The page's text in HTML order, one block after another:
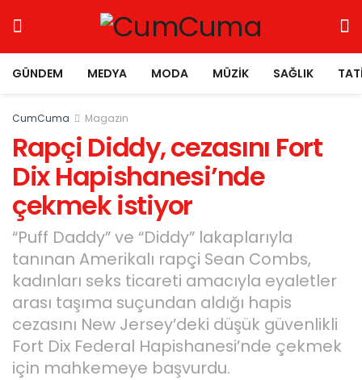
GÜNDEM MEDYA MODA MÜZIK SAĞLIK
CumCuma Magazin
Rapçi Diddy, cezasını Fort
Dix Hapishanesi’nde
çekmek istiyor
“Puff Daddy” ve “Diddy” lakaplarıyla
tanınan Amerikalı rapçi Sean Combs,
kadınları seks ticareti amacıyla eyaletler
arası taşıma suçundan aldığı hapis
cezasını New Jersey’deki düşük güvenlikli
Fort Dix Federal Hapishanesi’nde çekmek
için mahkemeye başvurdu.